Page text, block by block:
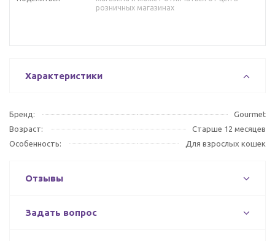
розничных магазинах
Характеристики
Бренд:
Gourmet
Возраст:
Старше 12 месяцев
Особенность:
Для взрослых кошек
Отзывы
Задать вопрос